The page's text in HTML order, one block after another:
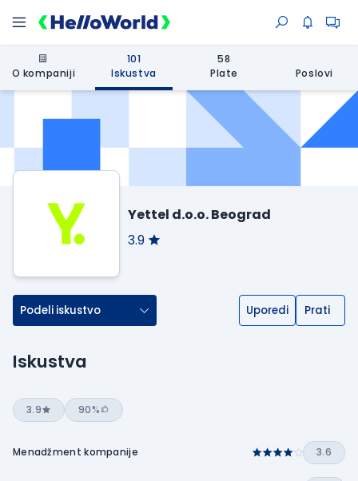
O kompaniji
101
Iskustva
58
Plate
Poslovi
Yettel d.o.o. Beograd
3.9
Podeli iskustvo Uporedi Prati
Iskustva
3.9 90%
Menadžment kompanije 3.6